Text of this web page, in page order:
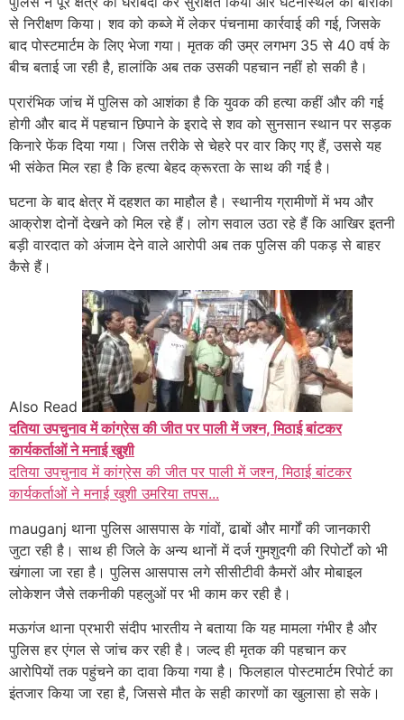
से निरीक्षण किया। शव को कब्जे में लेकर पंचनामा कार्रवाई की गई, जिसके
बाद पोस्टमार्टम के लिए भेजा गया। मृतक की उम्र लगभग 35 से 40 वर्ष के
बीच बताई जा रही है, हालांकि अब तक उसकी पहचान नहीं हो सकी है।
प्रारंभिक जांच में पुलिस को आशंका है कि युवक की हत्या कहीं और की गई
होगी और बाद में पहचान छिपाने के इरादे से शव को सुनसान स्थान पर सड़क
किनारे फेंक दिया गया। जिस तरीके से चेहरे पर वार किए गए हैं, उससे यह
भी संकेत मिल रहा है कि हत्या बेहद क्रूरता के साथ की गई है।
घटना के बाद क्षेत्र में दहशत का माहौल है। स्थानीय ग्रामीणों में भय और
आक्रोश दोनों देखने को मिल रहे हैं। लोग सवाल उठा रहे हैं कि आखिर इतनी
बड़ी वारदात को अंजाम देने वाले आरोपी अब तक पुलिस की पकड़ से बाहर
कैसे हैं।
Also Read
दतिया उपचुनाव में कांग्रेस की जीत पर पाली में जश्न, मिठाई बांटकर
कार्यकर्ताओं ने मनाई खुशी
दतिया उपचुनाव में कांग्रेस की जीत पर पाली में जश्न, मिठाई बांटकर
कार्यकर्ताओं ने मनाई खुशी उमरिया तपस...
mauganj थाना पुलिस आसपास के गांवों, ढाबों और मार्गों की जानकारी
जुटा रही है। साथ ही जिले के अन्य थानों में दर्ज गुमशुदगी की रिपोर्टों को भी
खंगाला जा रहा है। पुलिस आसपास लगे सीसीटीवी कैमरों और मोबाइल
लोकेशन जैसे तकनीकी पहलुओं पर भी काम कर रही है।
मऊगंज थाना प्रभारी संदीप भारतीय ने बताया कि यह मामला गंभीर है और
पुलिस हर एंगल से जांच कर रही है। जल्द ही मृतक की पहचान कर
आरोपियों तक पहुंचने का दावा किया गया है। फिलहाल पोस्टमार्टम रिपोर्ट का
इंतजार किया जा रहा है, जिससे मौत के सही कारणों का खुलासा हो सके।